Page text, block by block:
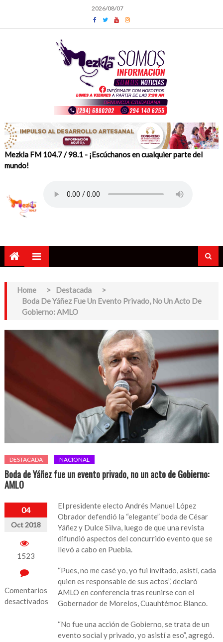
content
2026/08/07
Mezkla FM 104.7 / 98.1 - ¡Escúchanos en cualquier parte del
mundo!
Home > Destacada
>
Boda De Yáñez Fue Un Evento Privado, No Un Acto De
Gobierno: AMLO
DESTACADA NACIONAL
Boda de Yáñez fue un evento privado, no un acto de Gobierno:
AMLO
04
Oct 2018
1523
Comentarios
desactivados
El presidente electo Andrés Manuel López
Obrador defendió la “elegante” boda de César
Yáñez y Dulce Silva, luego de que una revista
difundió aspectos del concurrido evento que se
llevó a cabo en Puebla.
“Pues, no me casé yo, yo fui invitado, asistí, cada
quien es responsable de sus actos”, declaró
AMLO en conferencia tras reunirse con el
Gobernador de Morelos, Cuauhtémoc Blanco.
“No fue una acción de Gobierno, se trata de un
evento social y privado, yo asistí a eso”, agregó.